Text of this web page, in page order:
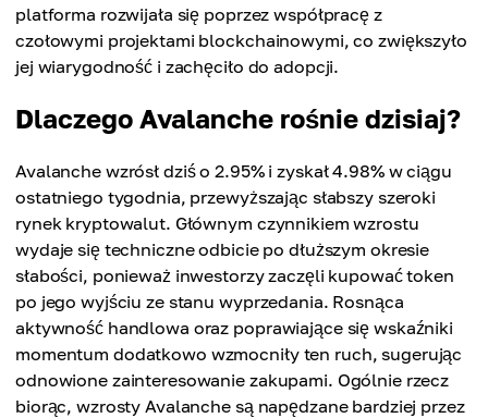
platforma rozwijała się poprzez współpracę z
czołowymi projektami blockchainowymi, co zwiększyło
jej wiarygodność i zachęciło do adopcji.
Dlaczego Avalanche rośnie dzisiaj?
Avalanche wzrósł dziś o 2.95% i zyskał 4.98% w ciągu
ostatniego tygodnia, przewyższając słabszy szeroki
rynek kryptowalut. Głównym czynnikiem wzrostu
wydaje się techniczne odbicie po dłuższym okresie
słabości, ponieważ inwestorzy zaczęli kupować token
po jego wyjściu ze stanu wyprzedania. Rosnąca
aktywność handlowa oraz poprawiające się wskaźniki
momentum dodatkowo wzmocniły ten ruch, sugerując
odnowione zainteresowanie zakupami. Ogólnie rzecz
biorąc, wzrosty Avalanche są napędzane bardziej przez